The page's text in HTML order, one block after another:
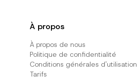
À propos
À propos de nous
Politique de confidentialité
Conditions générales d'utilisation
Tarifs